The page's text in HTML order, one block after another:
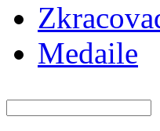
Medaile